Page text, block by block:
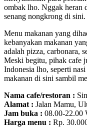
ombak lho. Nggak heran
senang nongkrong di sini.
Menu makanan yang
kebanyakan makanan
adalah pizza, carbonara,
Meski begitu, pihak cafe
Indonesia lho, seperti
makanan di sini sambil
Nama cafe/restoran :
Alamat : Jalan Mamu,
Jam buka : 08.00-22.00
Harga menu : Rp.